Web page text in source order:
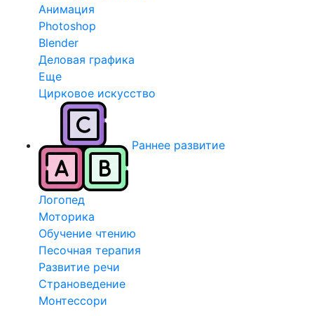
Анимация
Photoshop
Blender
Деловая графика
Еще
Цирковое искусство
Раннее развитие
Логопед
Моторика
Обучение чтению
Песочная терапия
Развитие речи
Страноведение
Монтессори